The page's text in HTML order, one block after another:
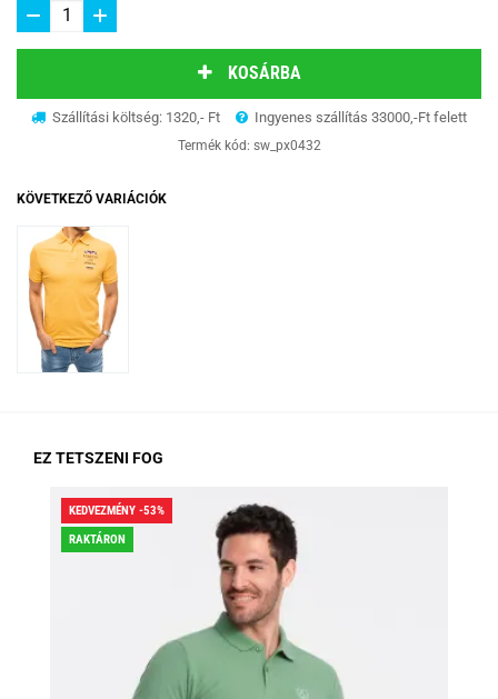
KOSÁRBA
Szállítási költség: 1320,- Ft Ingyenes szállítás 33000,-Ft felett
Termék kód: sw_px0432
KÖVETKEZŐ VARIÁCIÓK
EZ TETSZENI FOG
KEDVEZMÉNY -53%
RAKTÁRON